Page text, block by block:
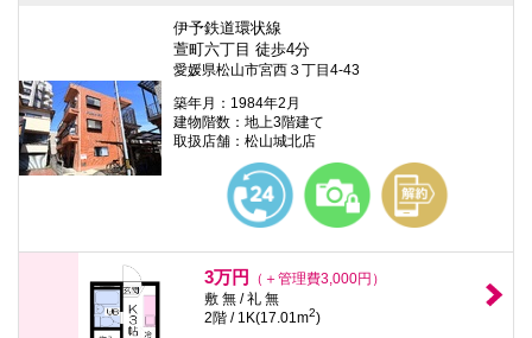
伊予鉄道環状線
萱町六丁目 徒歩4分
愛媛県松山市宮西３丁目4-43
築年月：1984年2月
建物階数：地上3階建て
取扱店舗：松山城北店
3万円
（＋管理費3,000円）
敷 無 / 礼 無
2階 / 1K(17.01m2)